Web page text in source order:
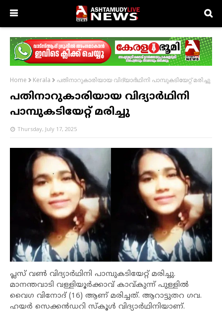
Home Kerala പതിനാറുകാരിയായ വിദ്യാർഥിനി പാമ്പുകടിയേറ്റ് മരിച്ചു
പതിനാറുകാരിയായ വിദ്യാർഥിനി
പാമ്പുകടിയേറ്റ് മരിച്ചു
Thursday, July 17, 2025
പ്ലസ് വൺ വിദ്യാർഥിനി പാമ്പുകടിയേറ്റ് മരിച്ചു.
മാനന്തവാടി വള്ളിയൂർക്കാവ് കാവ്കുന്ന് പുള്ളിൽ
വൈഗ വിനോദ് (16) ആണ് മരിച്ചത്. ആറാട്ടുതറ ഗവ.
ഹയർ സെക്കൻഡറി സ്കൂൾ വിദ്യാർഥിനിയാണ്.